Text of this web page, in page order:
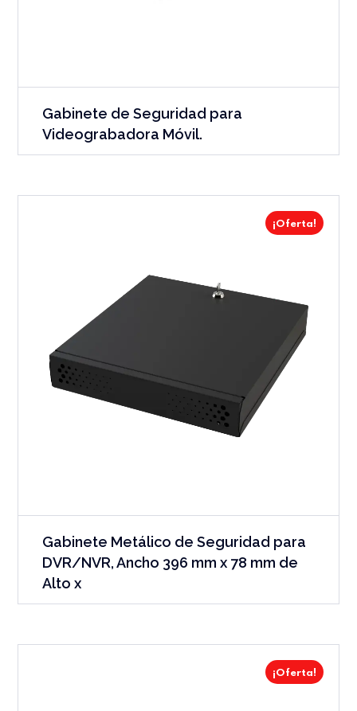
Gabinete de Seguridad para
Videograbadora Móvil.
¡Oferta!
Gabinete Metálico de Seguridad para
DVR/NVR, Ancho 396 mm x 78 mm de
Alto x
¡Oferta!